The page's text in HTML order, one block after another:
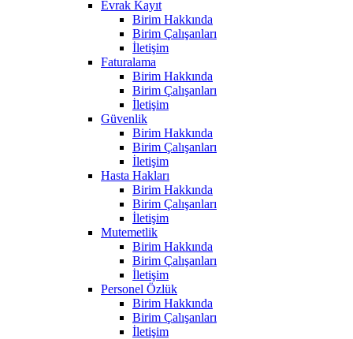
Evrak Kayıt
Birim Hakkında
Birim Çalışanları
İletişim
Faturalama
Birim Hakkında
Birim Çalışanları
İletişim
Güvenlik
Birim Hakkında
Birim Çalışanları
İletişim
Hasta Hakları
Birim Hakkında
Birim Çalışanları
İletişim
Mutemetlik
Birim Hakkında
Birim Çalışanları
İletişim
Personel Özlük
Birim Hakkında
Birim Çalışanları
İletişim